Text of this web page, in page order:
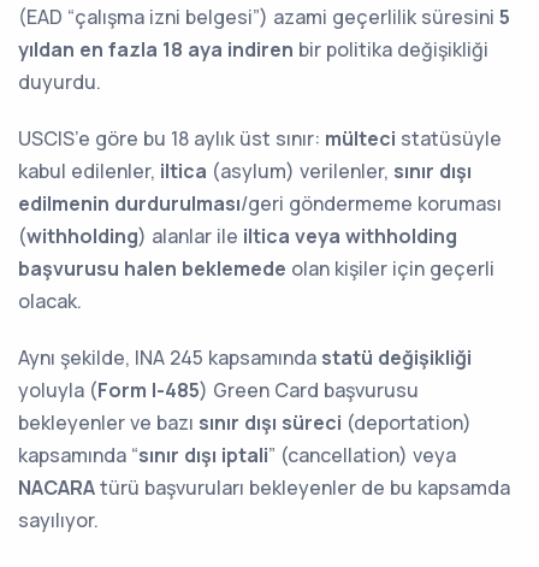
(EAD “çalışma izni belgesi”) azami geçerlilik süresini 5
yıldan en fazla 18 aya indiren bir politika değişikliği
duyurdu.
USCIS’e göre bu 18 aylık üst sınır: mülteci statüsüyle
kabul edilenler, iltica (asylum) verilenler, sınır dışı
edilmenin durdurulması/geri göndermeme koruması
(withholding) alanlar ile iltica veya withholding
başvurusu halen beklemede olan kişiler için geçerli
olacak.
Aynı şekilde, INA 245 kapsamında statü değişikliği
yoluyla (Form I-485) Green Card başvurusu
bekleyenler ve bazı sınır dışı süreci (deportation)
kapsamında “sınır dışı iptali” (cancellation) veya
NACARAtürü başvuruları bekleyenler de bu kapsamda
sayılıyor.